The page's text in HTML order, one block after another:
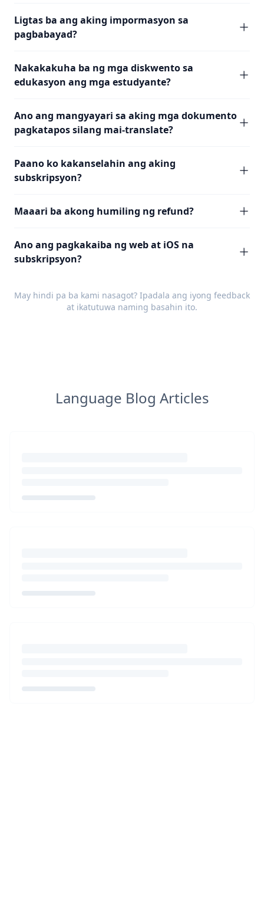
Ligtas ba ang aking impormasyon sa
pagbabayad?
Nakakakuha ba ng mga diskwento sa
edukasyon ang mga estudyante?
Ano ang mangyayari sa aking mga dokumento
pagkatapos silang mai-translate?
Paano ko kakanselahin ang aking
subskripsyon?
Maaari ba akong humiling ng refund?
Ano ang pagkakaiba ng web at iOS na
subskripsyon?
May hindi pa ba kami nasagot? Ipadala ang iyong feedback
at ikatutuwa naming basahin ito.
Language Blog Articles